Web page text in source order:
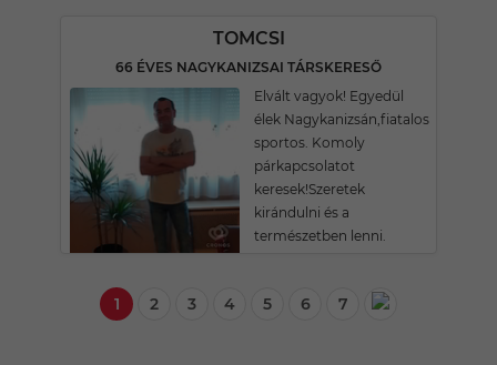
TOMCSI
66 ÉVES NAGYKANIZSAI TÁRSKERESŐ
Elvált vagyok! Egyedül
élek Nagykanizsán,fiatalos
sportos. Komoly
párkapcsolatot
keresek!Szeretek
kirándulni és a
természetben lenni.
1 2 3 4 5 6 7